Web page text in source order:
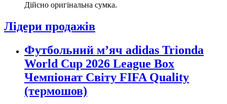
Дійсно оригінальна сумка.
Лідери продажів
Футбольний м’яч adidas Trionda
World Cup 2026 League Box
Чемпіонат Світу FIFA Quality
(термошов)